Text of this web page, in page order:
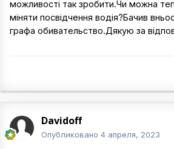
можливості так зробити.Чи можна
міняти посвідчення водія?Бачив
графа обивательство.Дякую за
Davidoff
Опубликовано 4 апреля, 2023